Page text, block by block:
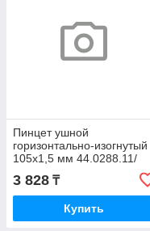
Пинцет ушной
горизонтально-изогнутый
105х1,5 мм 44.0288.11/
3 828 ₸
Купить